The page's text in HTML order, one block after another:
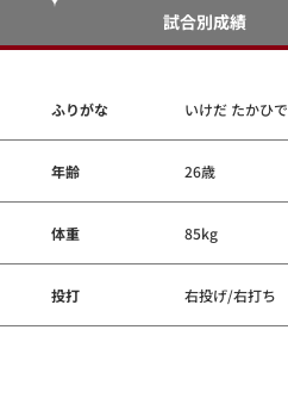
試合別成績
ふりがな いけだ たかひで
年齢 26歳
体重 85kg
投打 右投げ/右打ち